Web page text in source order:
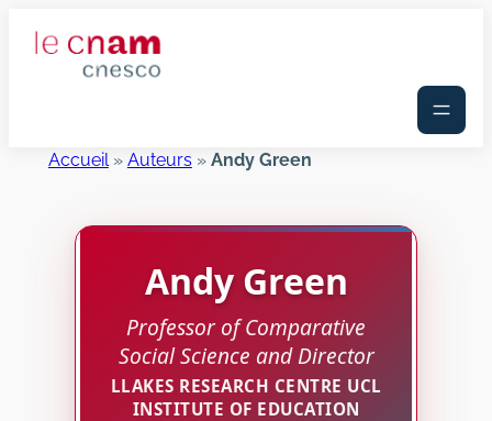
Accueil» Auteurs» Andy Green
Andy Green
Professor of Comparative
Social Science and Director
LLAKES RESEARCH CENTRE UCL
INSTITUTE OF EDUCATION